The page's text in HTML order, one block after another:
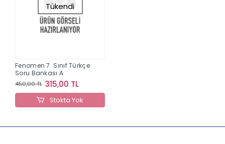
Tükendi
Fenomen 7. Sınıf Türkçe
Soru Bankası A
450,00 TL 315,00 TL
Stokta Yok